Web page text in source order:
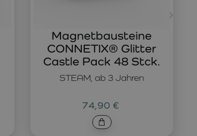
STEAM, ab 3 Jahren
Magnetbausteine
CONNETIX® Glitter
Castle Pack 48 Stck.
74,90 €